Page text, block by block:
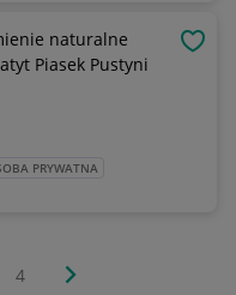
naturalne
Piasek Pustyni
PRYWATNA
4 Następna strona